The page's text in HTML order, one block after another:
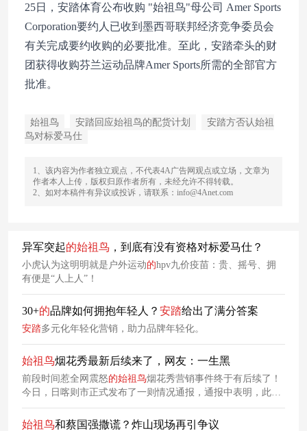
25日，安踏体育公布收购 "始祖鸟"母公司 Amer Sports
Corporation要约人已收到墨西哥联邦经济竞争委员会
有关完成要约收购的必要批准。至此，安踏牵头的财
团获得收购芬兰运动品牌Amer Sports所需的全部官方
批准。
始祖鸟 安踏回应始祖鸟的配货计划
安踏方否认始祖
鸟对标爱马仕
1、该内容为作者独立观点，不代表4A广告网观点或立场，文章为
作者本人上传，版权归原作者所有，未经允许不得转载。
2、如对本稿件有异议或投诉，请联系：info@4Anet.com
异军突起的始祖鸟 ，到底有没有资格对标爱马仕？
小虎认为这明明就是户外运动的hpv九价疫苗：贵、摇号、拥
有便是“人上人”！
30+的品牌如何拥抱年轻人？ 安踏给出了满分答案
安踏多元化年轻化营销，助力品牌年轻化。
始祖鸟烟花秀最新后续来了，网友：一生黑
前段时间惹全网震怒的始祖鸟烟花秀营销事件终于有后续了！
今日，日喀则市正式发布了一则情况通报，通报中表明，此次
烟花秀燃放时长约52秒，烟花燃放1050盆，影响草地面积30.06
公顷，对野生动物造成了短时惊扰。
始祖鸟和蔡国强撒谎？炸山现场再引争议